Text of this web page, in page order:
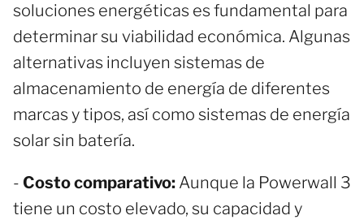
soluciones energéticas es fundamental para
determinar su viabilidad económica. Algunas
alternativas incluyen sistemas de
almacenamiento de energía de diferentes
marcas y tipos, así como sistemas de energía
solar sin batería.
- Costo comparativo: Aunque la Powerwall 3
tiene un costo elevado, su capacidad y